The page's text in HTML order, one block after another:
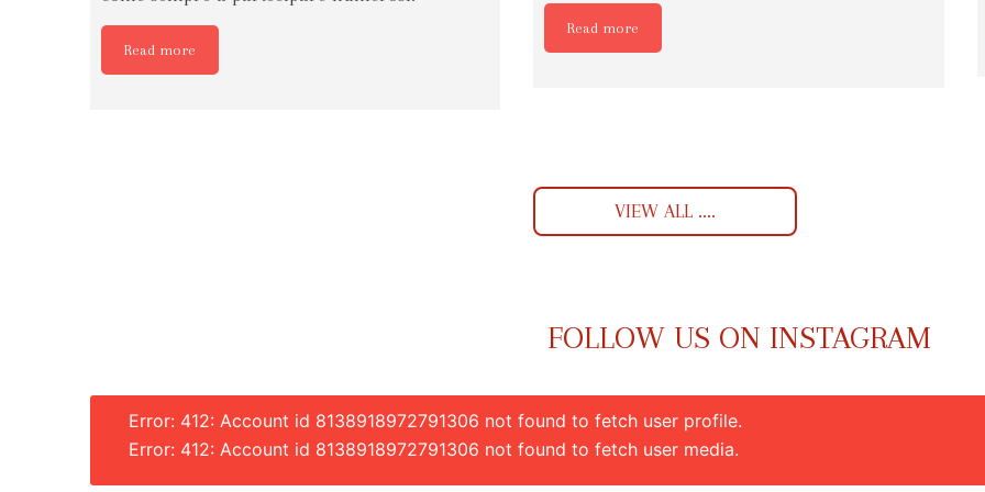
Read more
Read more
VIEW ALL ....
FOLLOW US ON INSTAGRAM
Error: 412: Account id 8138918972791306 not found to fetch user profile.
Error: 412: Account id 8138918972791306 not found to fetch user media.